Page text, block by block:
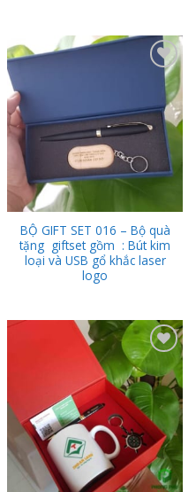
Add to
Wishlist
BỘ GIFT SET 016 – Bộ quà
tặng giftset gồm : Bút kim
loại và USB gổ khắc laser
logo
Add to
Wishlist